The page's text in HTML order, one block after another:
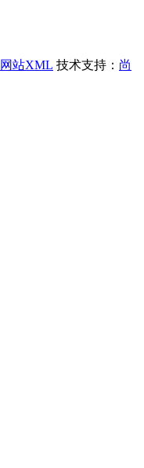
网站XML 技术支持： 尚